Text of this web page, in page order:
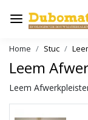
Home Stuc
Leem
Leem